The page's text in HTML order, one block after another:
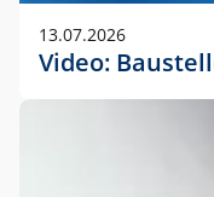
13.07.2026
Video: